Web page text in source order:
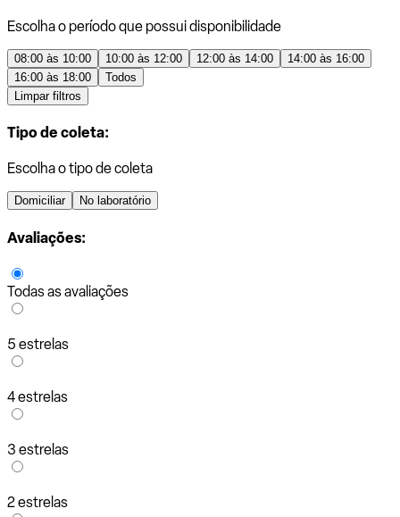
Escolha o período que possui disponibilidade
08:00 às 10:00 10:00 às 12:00 12:00 às 14:00
14:00 às 16:00
16:00 às 18:00
Todos
Limpar filtros
Tipo de coleta:
Escolha o tipo de coleta
Domiciliar No laboratório
Avaliações:
Todas as avaliações
5 estrelas
4 estrelas
3 estrelas
2 estrelas